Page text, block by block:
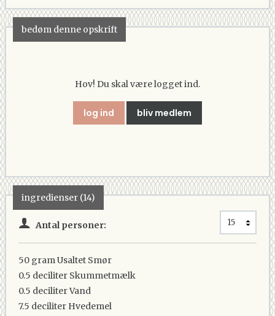
bedøm denne opskrift
Hov! Du skal være logget ind.
log ind bliv medlem
ingredienser (14)
Antal personer:
50 gramUsaltet Smør
0.5 deciliter Skummetmælk
0.5 deciliterVand
7.5 deciliter Hvedemel